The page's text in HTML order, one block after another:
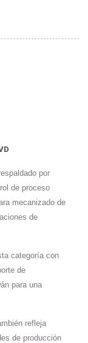
por
de proceso
mecanizado de
de
categoría con
de
para una
refleja
de producción